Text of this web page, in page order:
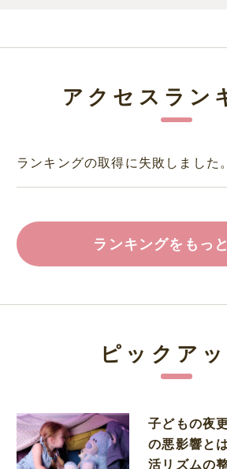
アクセスラン
ランキングの取得に失敗しました。
ランキングをもっ
ピックア
子どもの夜
の悪影響と
活リズムの